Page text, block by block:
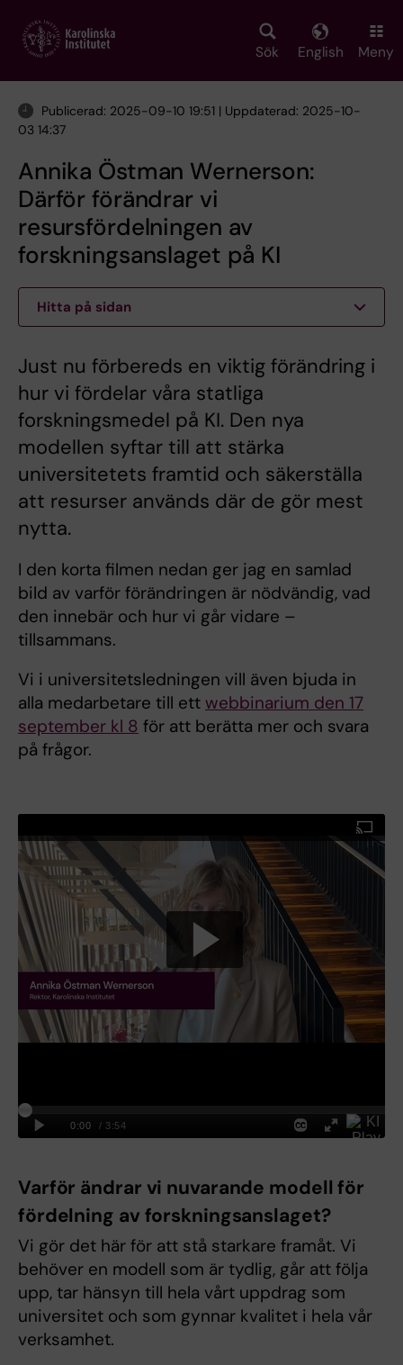
main
Sök English Meny
Publicerad: 2025-09-10 19:51 | Uppdaterad: 2025-10-
03 14:37
Annika Östman Wernerson:
Därför förändrar vi
resursfördelningen av
forskningsanslaget på KI
Hitta på sidan
Just nu förbereds en viktig förändring i
hur vi fördelar våra statliga
forskningsmedel på KI. Den nya
modellen syftar till att stärka
universitetets framtid och säkerställa
att resurser används där de gör mest
nytta.
I den korta filmen nedan ger jag en samlad
bild av varför förändringen är nödvändig, vad
den innebär och hur vi går vidare –
tillsammans.
Vi i universitetsledningen vill även bjuda in
alla medarbetare till ett webbinarium den 17
september kl 8 för att berätta mer och svara
på frågor.
Varför ändrar vi nuvarande modell för
fördelning av forskningsanslaget?
Vi gör det här för att stå starkare framåt. Vi
behöver en modell som är tydlig, går att följa
upp, tar hänsyn till hela vårt uppdrag som
universitet och som gynnar kvalitet i hela vår
verksamhet.